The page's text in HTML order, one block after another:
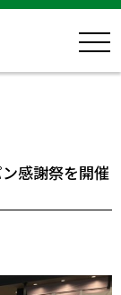
感謝祭を開催